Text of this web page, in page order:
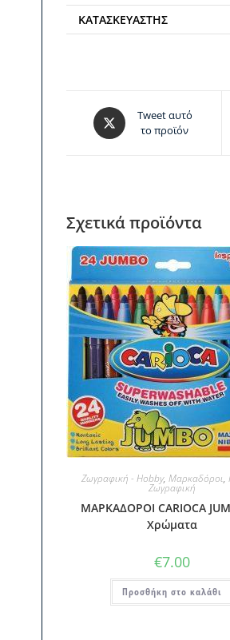
ΚΑΤΑΣΚΕΥΑΣΤΉΣ
Tweet αυτό
το προϊόν
Σχετικά προϊόντα
Ζωγραφική - Hobby, Μαρκαδόροι,
Ζωγραφική
ΜΑΡΚΑΔΟΡΟI CARIOCA
Χρώματα
€7.00
Προσθήκη στο καλάθι